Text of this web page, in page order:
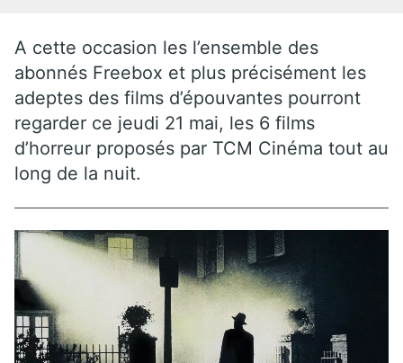
A cette occasion les l’ensemble des
abonnés Freebox et plus précisément les
adeptes des films d’épouvantes pourront
regarder ce jeudi 21 mai, les 6 films
d’horreur proposés par TCM Cinéma tout au
long de la nuit.